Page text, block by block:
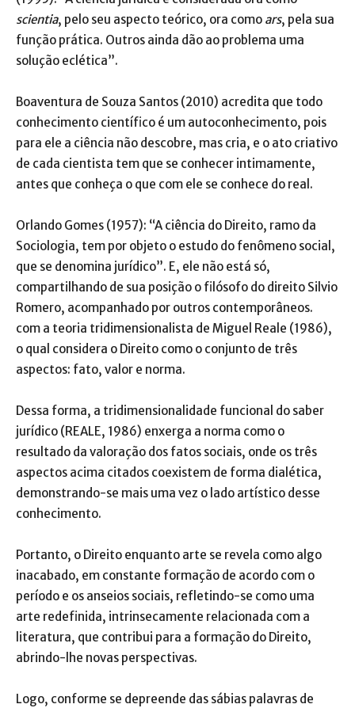
scientia, pelo seu aspecto teórico, ora como ars, pela sua
função prática. Outros ainda dão ao problema uma
solução eclética”.
Boaventura de Souza Santos (2010) acredita que todo
conhecimento científico é um autoconhecimento, pois
para ele a ciência não descobre, mas cria, e o ato criativo
de cada cientista tem que se conhecer intimamente,
antes que conheça o que com ele se conhece do real.
Orlando Gomes (1957): “A ciência do Direito, ramo da
Sociologia, tem por objeto o estudo do fenômeno social,
que se denomina jurídico”. E, ele não está só,
compartilhando de sua posição o filósofo do direito Silvio
Romero, acompanhado por outros contemporâneos.
com a teoria tridimensionalista de Miguel Reale (1986),
o qual considera o Direito como o conjunto de três
aspectos: fato, valor e norma.
Dessa forma, a tridimensionalidade funcional do saber
jurídico (REALE, 1986) enxerga a norma como o
resultado da valoração dos fatos sociais, onde os três
aspectos acima citados coexistem de forma dialética,
demonstrando-se mais uma vez o lado artístico desse
conhecimento.
Portanto, o Direito enquanto arte se revela como algo
inacabado, em constante formação de acordo com o
período e os anseios sociais, refletindo-se como uma
arte redefinida, intrinsecamente relacionada com a
literatura, que contribui para a formação do Direito,
abrindo-lhe novas perspectivas.
Logo, conforme se depreende das sábias palavras de